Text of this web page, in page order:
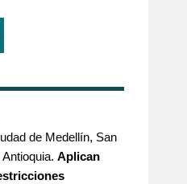
de Medellín, San
Aplican